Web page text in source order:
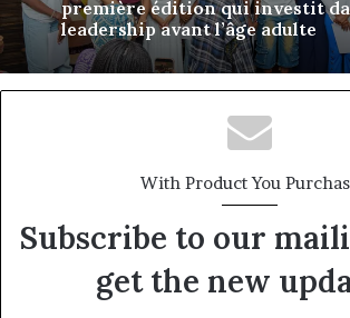
du bilan à la finance
paiements
With Product You
Subscribe to our
get the new